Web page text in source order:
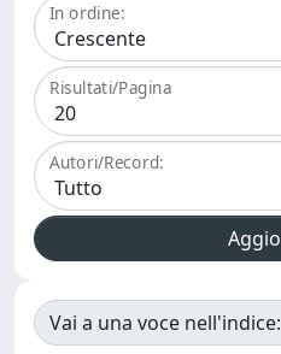
In ordine:
Risultati/Pagina
Autori/Record:
Vai a una voce nell'indice: